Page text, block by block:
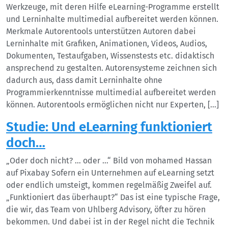
Werkzeuge, mit deren Hilfe eLearning-Programme erstellt
und Lerninhalte multimedial aufbereitet werden können.
Merkmale Autorentools unterstützen Autoren dabei
Lerninhalte mit Grafiken, Animationen, Videos, Audios,
Dokumenten, Testaufgaben, Wissenstests etc. didaktisch
ansprechend zu gestalten. Autorensysteme zeichnen sich
dadurch aus, dass damit Lerninhalte ohne
Programmierkenntnisse multimedial aufbereitet werden
können. Autorentools ermöglichen nicht nur Experten, […]
Studie: Und eLearning funktioniert
doch…
„Oder doch nicht? … oder …“ Bild von mohamed Hassan
auf Pixabay Sofern ein Unternehmen auf eLearning setzt
oder endlich umsteigt, kommen regelmäßig Zweifel auf.
„Funktioniert das überhaupt?“ Das ist eine typische Frage,
die wir, das Team von Uhlberg Advisory, öfter zu hören
bekommen. Und dabei ist in der Regel nicht die Technik